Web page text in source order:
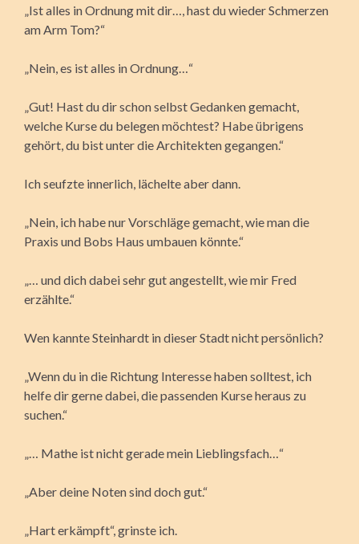
„Ist alles in Ordnung mit dir…, hast du wieder Schmerzen
am Arm Tom?“
„Nein, es ist alles in Ordnung…“
„Gut! Hast du dir schon selbst Gedanken gemacht,
welche Kurse du belegen möchtest? Habe übrigens
gehört, du bist unter die Architekten gegangen.“
Ich seufzte innerlich, lächelte aber dann.
„Nein, ich habe nur Vorschläge gemacht, wie man die
Praxis und Bobs Haus umbauen könnte.“
„… und dich dabei sehr gut angestellt, wie mir Fred
erzählte.“
Wen kannte Steinhardt in dieser Stadt nicht persönlich?
„Wenn du in die Richtung Interesse haben solltest, ich
helfe dir gerne dabei, die passenden Kurse heraus zu
suchen.“
„… Mathe ist nicht gerade mein Lieblingsfach…“
„Aber deine Noten sind doch gut.“
„Hart erkämpft“, grinste ich.